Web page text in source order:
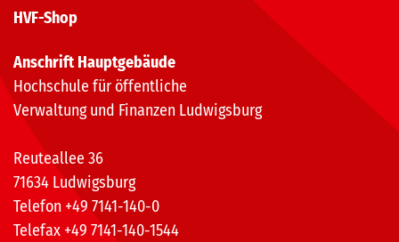
HVF-Shop
Anschrift Hauptgebäude
Hochschule für öffentliche
Verwaltung und Finanzen Ludwigsburg
Reuteallee 36
71634 Ludwigsburg
Telefon +49 7141-140-0
Telefax +49 7141-140-1544